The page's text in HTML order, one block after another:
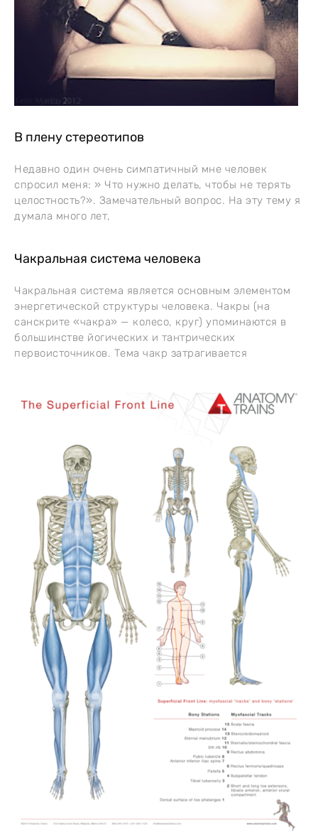
В плену стереотипов
Недавно один очень симпатичный мне человек
спросил меня: » Что нужно делать, чтобы не терять
целостность?». Замечательный вопрос. На эту тему я
думала много лет,
Чакральная система человека
Чакральная система является основным элементом
энергетической структуры человека. Чакры (на
санскрите «чакра» — колесо, круг) упоминаются в
большинстве йогических и тантрических
первоисточников. Тема чакр затрагивается